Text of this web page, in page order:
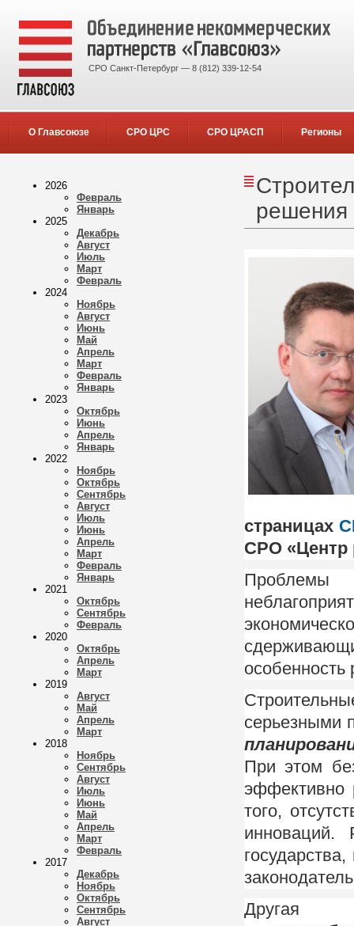
СРО Санкт-Петербург — 8 (812) 339-12-54
О Главсоюзе СРО ЦРС СРО ЦРАСП Регионы
2026
Февраль
Январь
2025
Декабрь
Август
Июль
Март
Февраль
2024
Ноябрь
Август
Июнь
Май
Апрель
Март
Февраль
Январь
2023
Октябрь
Июнь
Апрель
Январь
2022
Ноябрь
Октябрь
Сентябрь
Август
Июль
Июнь
Апрель
Март
Февраль
Январь
2021
Октябрь
Сентябрь
Февраль
2020
Октябрь
Апрель
Март
2019
Август
Май
Апрель
Март
2018
Ноябрь
Сентябрь
Август
Июль
Июнь
Май
Апрель
Март
Февраль
2017
Декабрь
Ноябрь
Октябрь
Сентябрь
Август
решения
страницах
СРО «Центр
Проблемы
особенность
серьезными
При этом
эффективно
того,
инноваций.
Другая